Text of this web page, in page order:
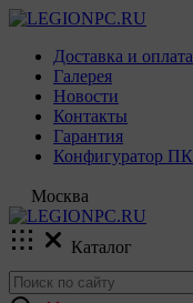
Доставка и оплата
Галерея
Новости
Контакты
Гарантия
Конфигуратор ПК
Москва
Каталог